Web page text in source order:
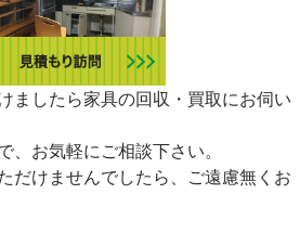
ましたら家具の回収・買取にお伺い
、お気軽にご相談下さい。
だけませんでしたら、ご遠慮無くお